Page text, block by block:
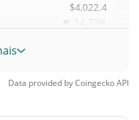
$4,022.4
14.73%
Data provided byCoingeckoAPI